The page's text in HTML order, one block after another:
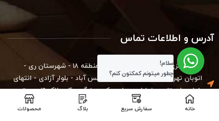
آدرس و اطلاعات تماس
دفتر مرکزی کارخانه : استان تهران - منطقه ۱۸ - شهرستان ری -
اتوبان تهران قم - شهرک صنعتی شمس آباد - بلوار آزادی - انتهای
بلوار بهارستان - خیابان بوعلی - کوچه نرگس ۴ - پلاک ۱۹ - مجتمع
فاز توسعه - شرکت دکووود (کدپستی : ۱۸۳۴۱۷۹۵۴۹)
دفتر تهران : تهران_پاسداران-خیابان کلاهدوز-نبش خیابان عفیف
خانه سفارش سریع بلاگ محصولات
سلام!
چطور میتونم کمکتون کنم؟